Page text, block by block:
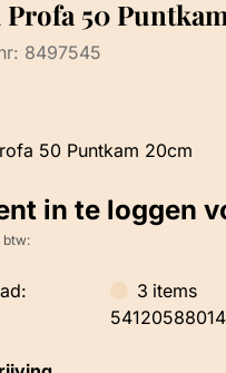
Profa 50
8497545
50 Puntkam 20cm
in te loggen
btw:
3 items